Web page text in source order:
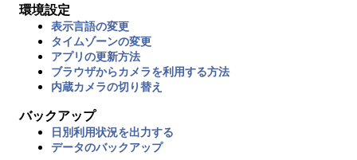
環境設定
表示言語の変更
タイムゾーンの変更
アプリの更新方法
ブラウザからカメラを利用する方法
内蔵カメラの切り替え
バックアップ
日別利用状況を出力する
データのバックアップ